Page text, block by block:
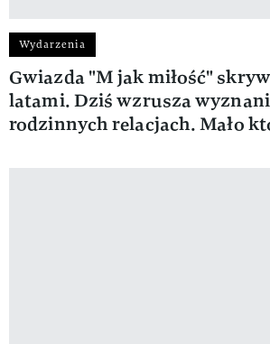
Wydarzenia
Gwiazda "M jak miłość"
latami. Dziś wzrusza
rodzinnych relacjach. Mało